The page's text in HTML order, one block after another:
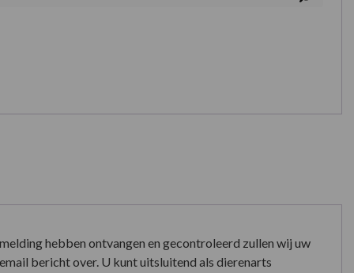
hebben ontvangen en gecontroleerd zullen wij uw
bericht over. U kunt uitsluitend als dierenarts